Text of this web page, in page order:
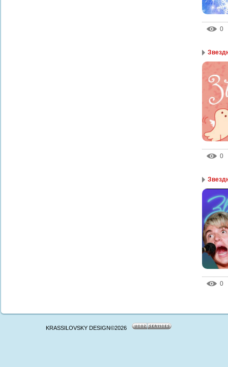
0
0
0
KRASSILOVSKY DESIGN©2026